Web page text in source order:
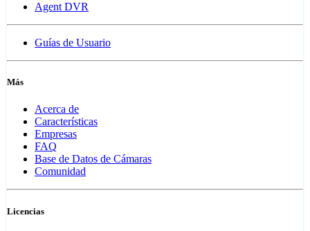
Agent DVR
Guías de Usuario
Más
Acerca de
Características
Empresas
FAQ
Base de Datos de Cámaras
Comunidad
Licencias